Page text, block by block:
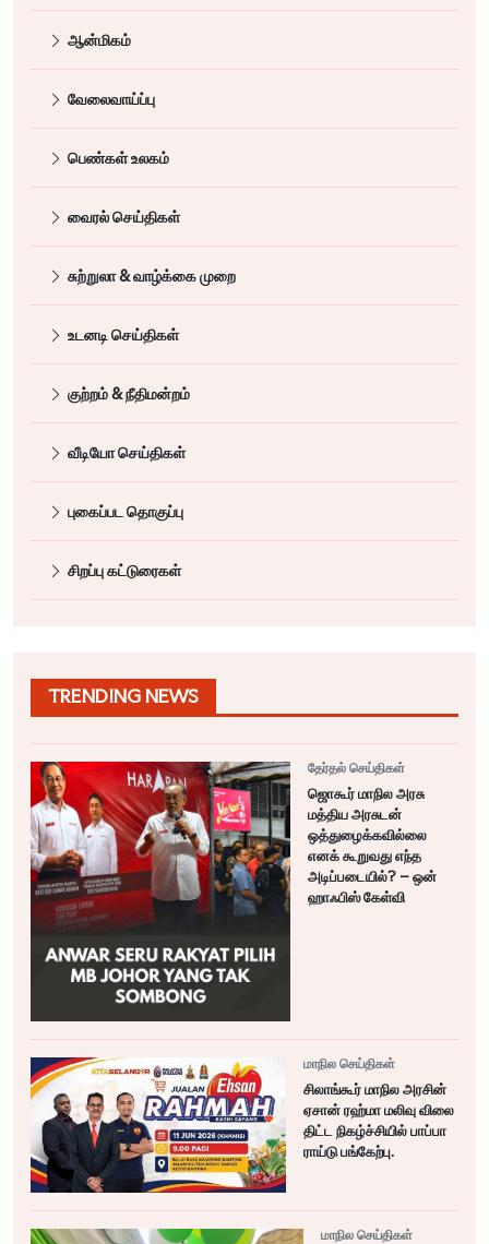
ஆன்மிகம்
வேலைவாய்ப்பு
பெண்கள் உலகம்
வைரல் செய்திகள்
சுற்றுலா & வாழ்க்கை முறை
உடனடி செய்திகள்
குற்றம் & நீதிமன்றம்
வீடியோ செய்திகள்
புகைப்பட தொகுப்பு
சிறப்பு கட்டுரைகள்
TRENDING NEWS
தேர்தல் செய்திகள்
ஜொகூர் மாநில அரசு
மத்திய அரசுடன்
ஒத்துழைக்கவில்லை
எனக் கூறுவது எந்த
அடிப்படையில்? – ஒன்
ஹாஃபிஸ் கேள்வி
மாநில செய்திகள்
சிலாங்கூர் மாநில அரசின்
ஏசான் ரஹ்மா மலிவு விலை
திட்ட நிகழ்ச்சியில் பாப்பா
ராய்டு பங்கேற்பு.
மாநில செய்திகள்